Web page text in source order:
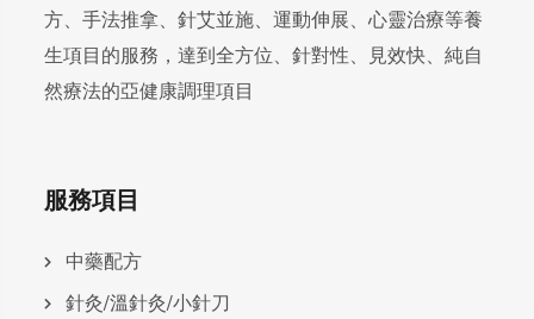
方、手法推拿、針艾並施、運動伸展、心靈治療等養
生項目的服務，達到全方位、針對性、見效快、純自
然療法的亞健康調理項目
服務項目
中藥配方
針灸/溫針灸/小針刀